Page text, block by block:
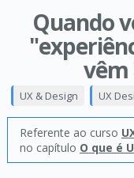
Quando
vêm
UX & Design UX
Referente ao curso
no capítulo O que é